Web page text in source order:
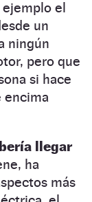
el
un
ningún
pero que
si hace
encima
llegar
ha
más